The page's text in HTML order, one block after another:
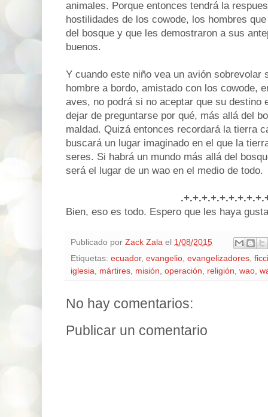
animales. Porque entonces tendrá la
hostilidades de los cowode, los hombres
del bosque y que les demostraron a sus
buenos.
Y cuando este niño vea un avión sobrevolar
hombre a bordo, amistado con los cowode,
aves, no podrá si no aceptar que su destino
dejar de preguntarse por qué, más allá del
maldad. Quizá entonces recordará la tierra
buscará un lugar imaginado en el que la
seres. Si habrá un mundo más allá del
será el lugar de un wao en el medio de todo.
Bien, eso es todo. Espero que les haya
Publicado por Zack Zala el 1/08/2015
Etiquetas: ecuador, evangelio evangelizadores
iglesia
mártires misión operación religión wao
No hay comentarios:
Publicar un comentario